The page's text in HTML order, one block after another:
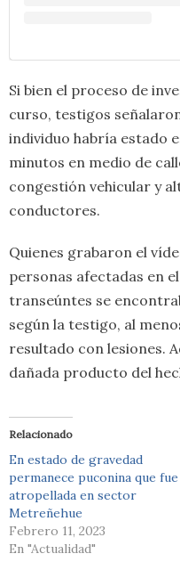
Si bien el proceso de
curso, testigos
individuo habría estado
minutos en medio de
congestión vehicular y
conductores.
Quienes grabaron el
personas afectadas en
transeúntes se
según la testigo, al
resultado con lesiones.
dañada producto del
Relacionado
En estado de gravedad
permanece puconina que fue
atropellada en sector
Metreñehue
Febrero 11, 2023
En "Actualidad"